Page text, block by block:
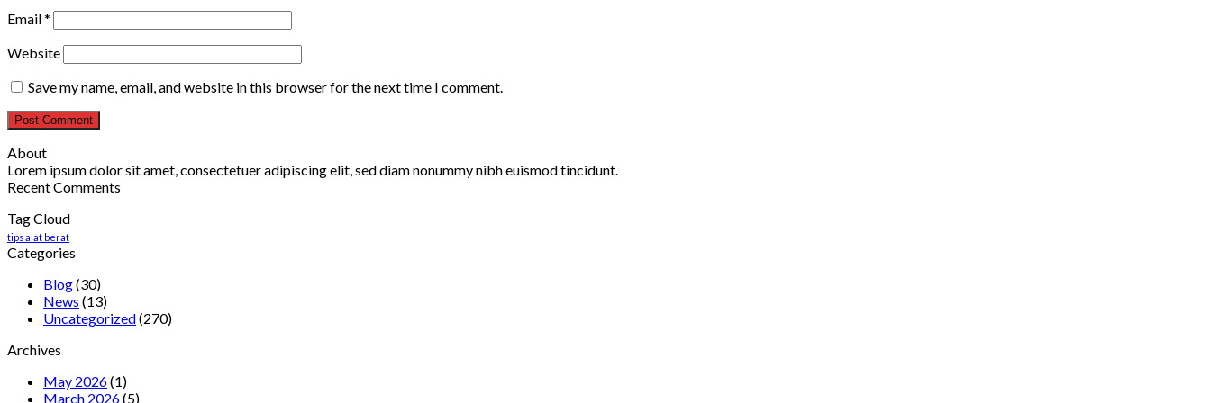
Email*
Website
Save my name, email, and website in this browser for the next time I comment.
About
Lorem ipsum dolor sit amet, consectetuer adipiscing elit, sed diam nonummy nibh euismod tincidunt.
Recent Comments
Tag Cloud
tips alat berat
Categories
Blog(30)
News (13)
Uncategorized(270)
Archives
May 2026(1)
March 2026(5)